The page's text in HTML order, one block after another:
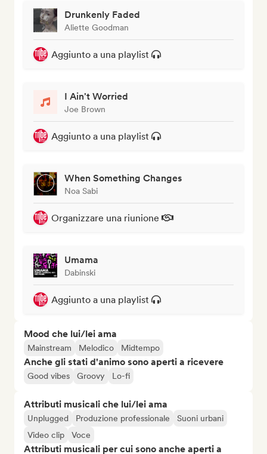
Drunkenly Faded
Aliette Goodman
Aggiunto a una playlist
I Ain't Worried
Joe Brown
Aggiunto a una playlist
When Something Changes
Noa Sabi
Organizzare una riunione
Umama
Dabinski
Aggiunto a una playlist
Mood che lui/lei ama
Mainstream Melodico Midtempo
Anche gli stati d'animo sono aperti a ricevere
Good vibes Groovy Lo-fi
Attributi musicali che lui/lei ama
Unplugged Produzione professionale
Suoni urbani
Video clip
Voce
Attributi musicali per cui sono anche aperti a